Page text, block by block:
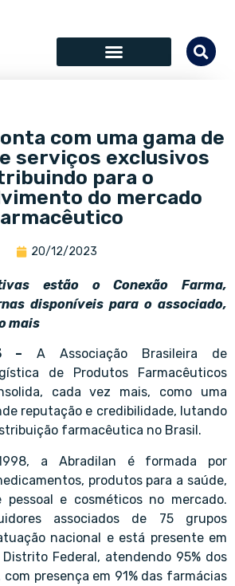
com uma gama de
serviços exclusivos
para o
do mercado
20/12/2023
estão o Conexão Farma,
disponíveis para o associado,
mais
– A Associação Brasileira de
de Produtos Farmacêuticos
cada vez mais, como uma
reputação e credibilidade, lutando
farmacêutica no Brasil.
a Abradilan é formada por
produtos para a saúde,
e cosméticos no mercado.
associados de 75 grupos
nacional e está presente em
Federal, atendendo 95% dos
presença em 91% das farmácias